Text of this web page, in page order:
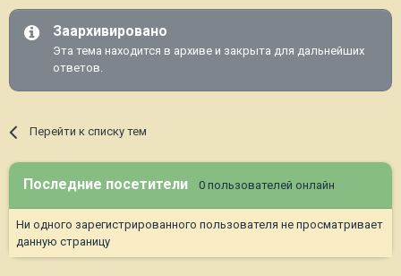
Заархивировано
Эта тема находится в архиве и закрыта для дальнейших
ответов.
Перейти к списку тем
Последние посетители 0 пользователей онлайн
Ни одного зарегистрированного пользователя не просматривает
данную страницу